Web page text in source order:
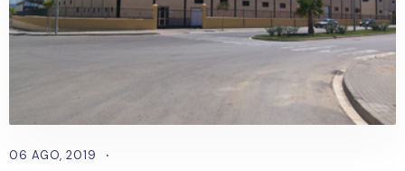
06 AGO, 2019